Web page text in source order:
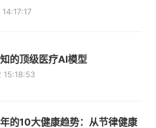
的顶级医疗AI模型
的10大健康趋势：从节律健康